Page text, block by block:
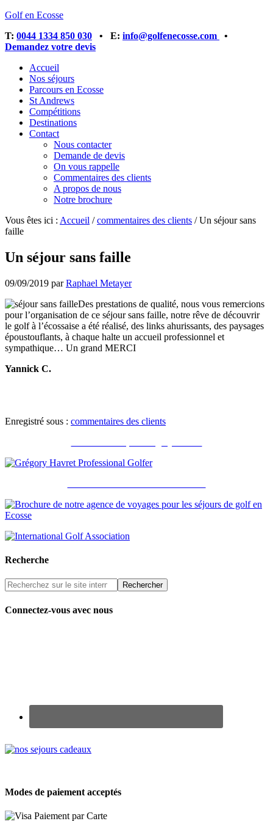
Golf en Ecosse
T: 0044 1334 850 030 • E: info@golfenecosse.com
•
Demandez votre devis
Accueil
Nos séjours
Parcours en Ecosse
St Andrews
Compétitions
Destinations
Contact
Nous contacter
Demande de devis
On vous rappelle
Commentaires des clients
A propos de nous
Notre brochure
Vous êtes ici : Accueil / commentaires des clients /Un séjour sans
faille
Un séjour sans faille
09/09/2019 parRaphael Metayer
Des prestations de qualité, nous vous remercions
pour l’organisation de ce séjour sans faille, notre rêve de découvrir
le golf à l’écossaise a été réalisé, des links ahurissants, des paysages
époustouflants, à chaque halte un accueil professionnel et
sympathique… Un grand MERCI
Yannick C.
Enregistré sous : commentaires des clients
Recherche
Connectez-vous avec nous
Modes de paiement acceptés